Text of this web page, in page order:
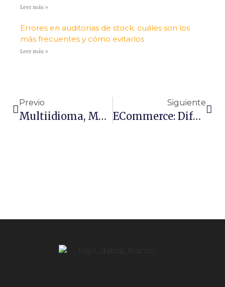
Leer más »
Errores en auditorías de stock: cuáles son los
más frecuentes y cómo evitarlos
Leer más »
Previo
Multiidioma, Multidivisa, Multiempresa, … Un ERP Multi-Todo Para Abordar La Internacionalización De Las Pymes
Siguiente
ECommerce: Diferenciación Y Competitividad